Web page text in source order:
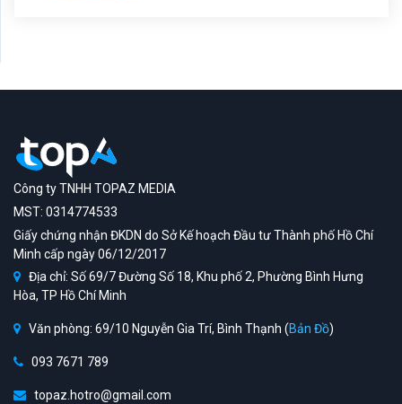
Công ty TNHH TOPAZ MEDIA
MST: 0314774533
Giấy chứng nhận ĐKDN do Sở Kế hoạch Đầu tư Thành phố Hồ Chí
Minh cấp ngày 06/12/2017
Địa chỉ: Số 69/7 Đường Số 18, Khu phố 2, Phường Bình Hưng
Hòa, TP Hồ Chí Minh
Văn phòng: 69/10 Nguyễn Gia Trí, Bình Thạnh (Bản Đồ)
093 7671 789
topaz.hotro@gmail.com